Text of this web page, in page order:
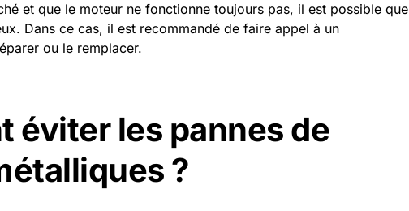
et que le moteur ne fonctionne toujours pas, il est possible que
Dans ce cas, il est recommandé de faire appel à un
ou le remplacer.
éviter les pannes de
?